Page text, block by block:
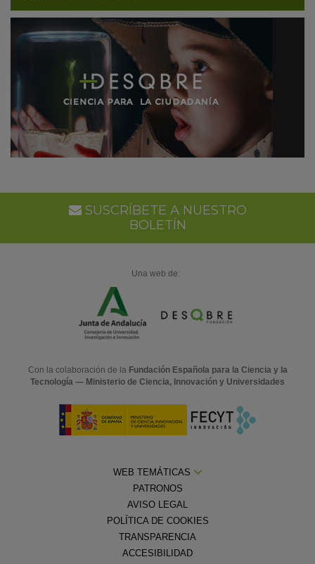
SUSCRÍBETE A NUESTRO
BOLETÍN
Una web de:
Con la colaboración de la Fundación Española para la Ciencia y la
Tecnología — Ministerio de Ciencia, Innovación y Universidades
WEB TEMÁTICAS
PATRONOS
AVISO LEGAL
POLÍTICA DE COOKIES
TRANSPARENCIA
ACCESIBILIDAD